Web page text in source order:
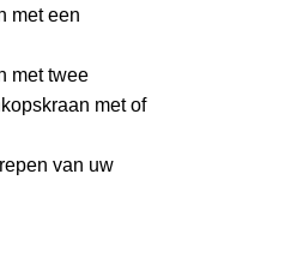
met een
met twee
met of
van uw